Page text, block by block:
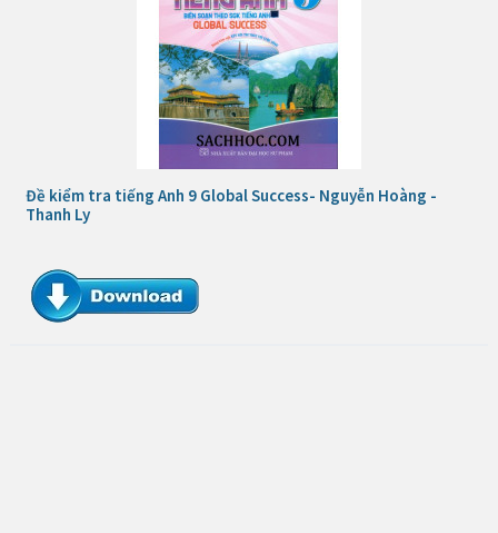
Đề kiểm tra tiếng Anh 9 Global Success- Nguyễn Hoàng -
Thanh Ly